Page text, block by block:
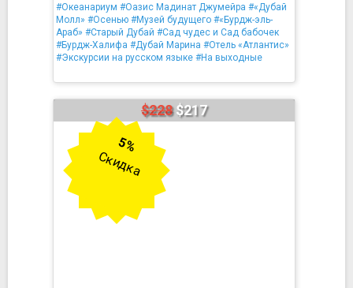
#Океанариум #Оазис Мадинат Джумейра #«Дубай
Молл» #Осенью #Музей будущего #«Бурдж-эль-
Араб» #Старый Дубай #Сад чудес и Сад бабочек
#Бурдж-Халифа #Дубай Марина #Отель «Атлантис»
#Экскурсии на русском языке #На выходные
$228$217
5%
Скидка